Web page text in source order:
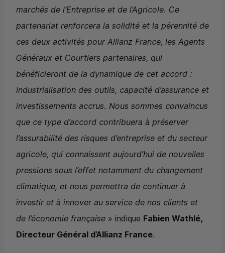
marchés de l’Entreprise et de l’Agricole. Ce
partenariat renforcera la solidité et la pérennité de
ces deux activités pour Allianz France, les Agents
Généraux et Courtiers partenaires, qui
bénéficieront de la dynamique de cet accord :
industrialisation des outils, capacité d’assurance et
investissements accrus. Nous sommes convaincus
que ce type d’accord contribuera à préserver
l’assurabilité des risques d’entreprise et du secteur
agricole, qui connaissent aujourd’hui de nouvelles
pressions sous l’effet notamment du changement
climatique, et nous permettra de continuer à
investir et à innover au service de nos clients et
de l’économie française » indique Fabien Wathlé,
Directeur Général d’Allianz France.